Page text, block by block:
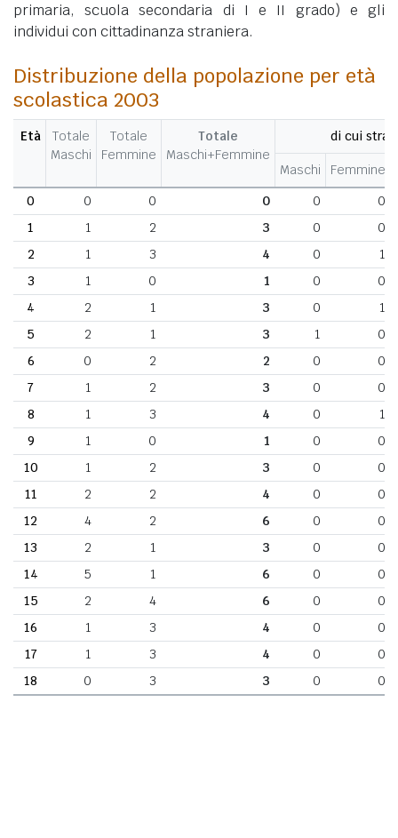
primaria, scuola secondaria di I e II grado) e gli
individui con cittadinanza straniera.
Distribuzione della popolazione per età
scolastica 2003
Età
Totale
Maschi
Totale
Femmine
Totale
Maschi+Femmine
di cui
Maschi Femmine
0
0 0 0 0
0
1
1 2 3 0
0
2
1 3 4 0
1
3
1 0 1 0
0
4
2 1 3 0
1
5
2 1 3 1
0
6
0 2 2 0
0
7
1 2 3 0
0
8
1 3 4 0
1
9
1 0 1 0
0
10
1 2 3 0
0
11
2 2 4 0
0
12
4 2 6 0
0
13
2 1 3 0
0
14
5 1 6 0
0
15
2 4 6 0
0
16
1 3 4 0
0
17
1 3 4 0
0
18
0 3 3 0 0